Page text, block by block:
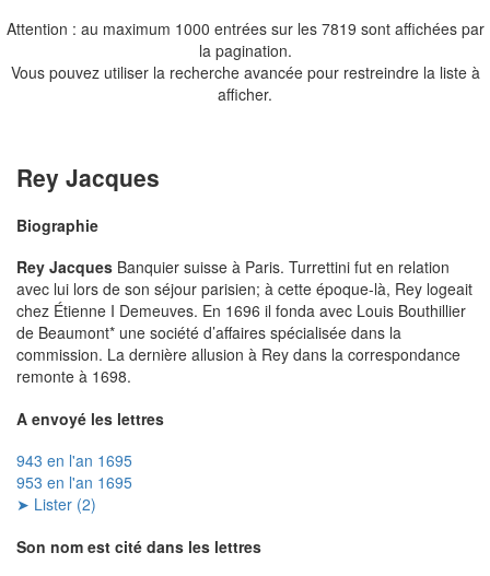
Attention : au maximum 1000 entrées sur les 7819 sont affichées par
la pagination.
Vous pouvez utiliser la recherche avancée pour restreindre la liste à
afficher.
Rey Jacques
Biographie
Rey Jacques Banquier suisse à Paris. Turrettini fut en relation
avec lui lors de son séjour parisien; à cette époque-là, Rey logeait
chez Étienne I Demeuves. En 1696 il fonda avec Louis Bouthillier
de Beaumont* une société d’affaires spécialisée dans la
commission. La dernière allusion à Rey dans la correspondance
remonte à 1698.
A envoyé les lettres
943 en l'an 1695
953 en l'an 1695
➤ Lister (2)
Son nom est cité dans les lettres